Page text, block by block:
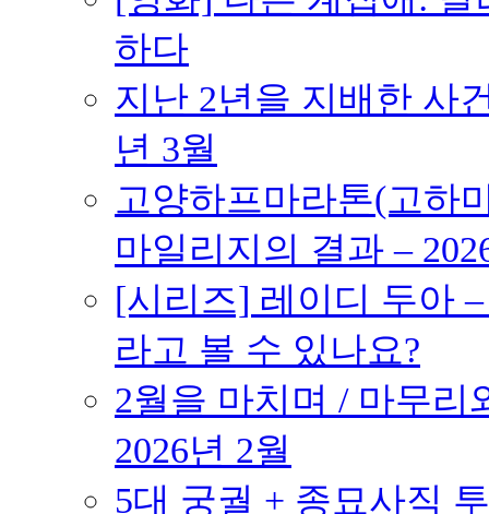
하다
지난 2년을 지배한 사
년 3월
고양하프마라톤(고하
마일리지의 결과 –
[시리즈] 레이디 두아
라고 볼 수 있나요?
2월을 마치며 / 마무리
2026년 2월
5대 궁궐 + 종묘사직